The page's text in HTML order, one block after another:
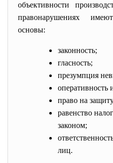
объективности
правонарушениях
основы:
законность;
гласность;
презумпция
оперативность
право на
равенство
законом;
лиц.